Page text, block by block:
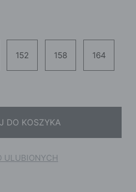
152 158 164
DO KOSZYKA
ULUBIONYCH